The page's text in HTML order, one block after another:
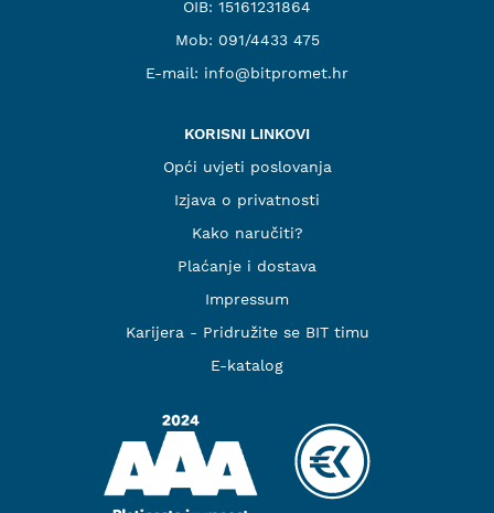
OIB: 15161231864
Mob: 091/4433 475
E-mail: info@bitpromet.hr
KORISNI LINKOVI
Opći uvjeti poslovanja
Izjava o privatnosti
Kako naručiti?
Plaćanje i dostava
Impressum
Karijera - Pridružite se BIT timu
E-katalog